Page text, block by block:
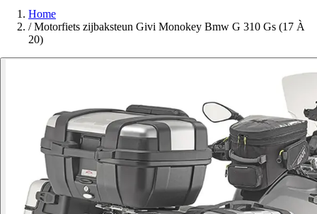
Home
/ Motorfiets zijbaksteun Givi Monokey Bmw G 310 Gs (17 À
20)